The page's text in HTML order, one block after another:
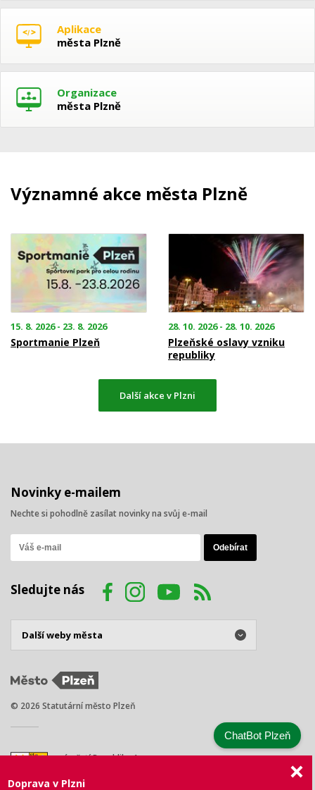
Aplikace
města Plzně
Organizace
města Plzně
Významné akce města Plzně
15. 8. 2026 - 23. 8. 2026
Sportmanie Plzeň
28. 10. 2026 - 28. 10. 2026
Plzeňské oslavy vzniku
republiky
Další akce v Plzni
Novinky e-mailem
Nechte si pohodlně zasílat novinky na svůj e-mail
Sledujte nás
© 2026 Statutární město Plzeň
náměstí Republiky 1
Tel.: +420 378 031 111
Doprava v Plzni
ChatBot Plzeň